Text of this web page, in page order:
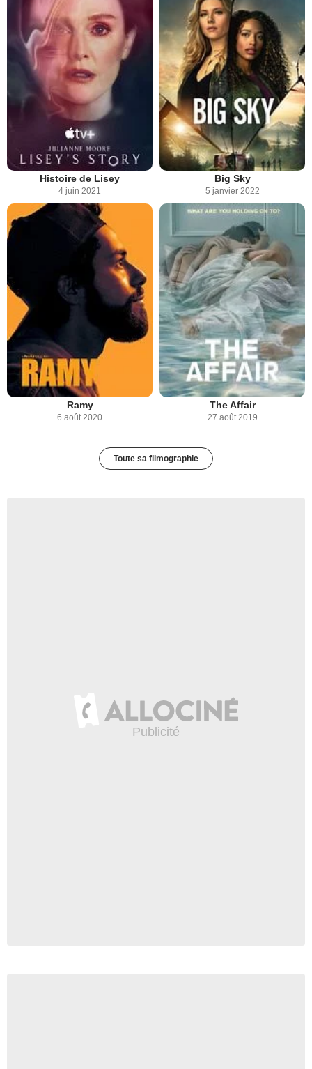
Histoire de Lisey
4 juin 2021
Big Sky
5 janvier 2022
Ramy
6 août 2020
The Affair
27 août 2019
Toute sa filmographie